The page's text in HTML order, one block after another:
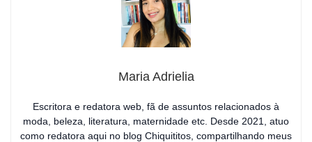
Maria Adrielia
Escritora e redatora web, fã de assuntos relacionados à
moda, beleza, literatura, maternidade etc. Desde 2021, atuo
como redatora aqui no blog Chiquititos, compartilhando meus